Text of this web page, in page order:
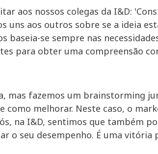
aos nossos colegas da I&D:
uns aos outros sobre se a ideia
baseia-se sempre nas
para obter uma compreensão
mas fazemos um brainstorming
melhorar. Neste caso, o
na I&D, sentimos que também
o seu desempenho. É uma vitória